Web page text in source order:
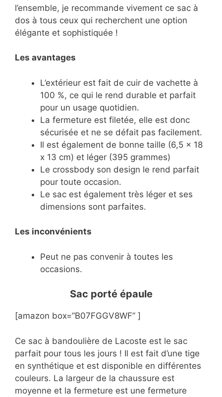
l’ensemble, je recommande vivement ce sac à
dos à tous ceux qui recherchent une option
élégante et sophistiquée !
Les avantages
L’extérieur est fait de cuir de vachette à
100 %, ce qui le rend durable et parfait
pour un usage quotidien.
La fermeture est filetée, elle est donc
sécurisée et ne se défait pas facilement.
Il est également de bonne taille (6,5 x 18
x 13 cm) et léger (395 grammes)
Le crossbody son design le rend parfait
pour toute occasion.
Le sac est également très léger et ses
dimensions sont parfaites.
Les inconvénients
Peut ne pas convenir à toutes les
occasions.
Sac porté épaule
[amazon box=”B07FGGV8WF” ]
Ce sac à bandoulière de Lacoste est le sac
parfait pour tous les jours ! Il est fait d’une tige
en synthétique et est disponible en différentes
couleurs. La largeur de la chaussure est
moyenne et la fermeture est une fermeture